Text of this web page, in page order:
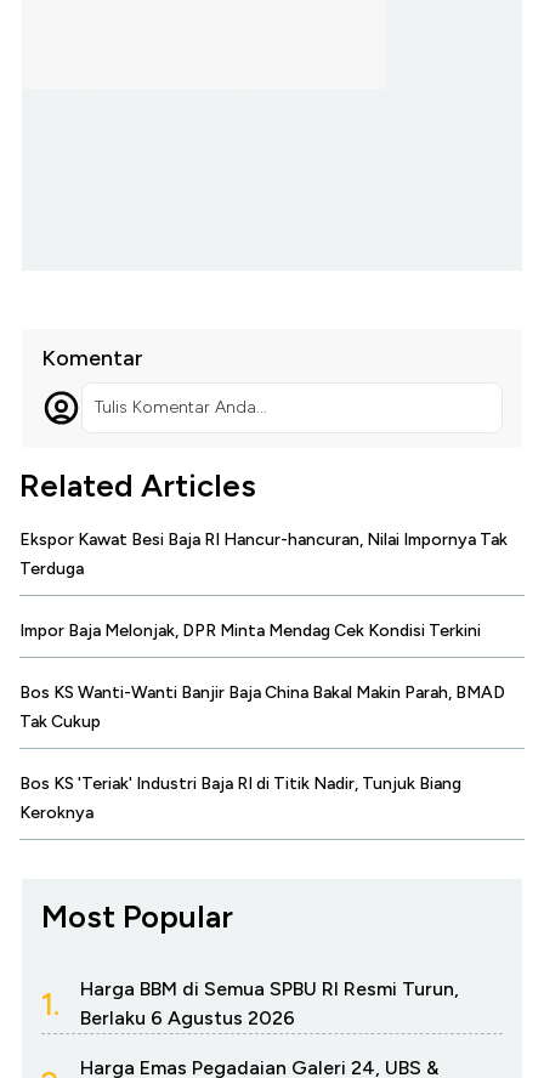
Komentar
Tulis Komentar Anda...
Related Articles
Ekspor Kawat Besi Baja RI Hancur-hancuran, Nilai Impornya Tak
Terduga
Impor Baja Melonjak, DPR Minta Mendag Cek Kondisi Terkini
Bos KS Wanti-Wanti Banjir Baja China Bakal Makin Parah, BMAD
Tak Cukup
Bos KS 'Teriak' Industri Baja RI di Titik Nadir, Tunjuk Biang
Keroknya
Most Popular
1.
Harga BBM di Semua SPBU RI Resmi Turun,
Berlaku 6 Agustus 2026
Harga Emas Pegadaian Galeri 24, UBS &